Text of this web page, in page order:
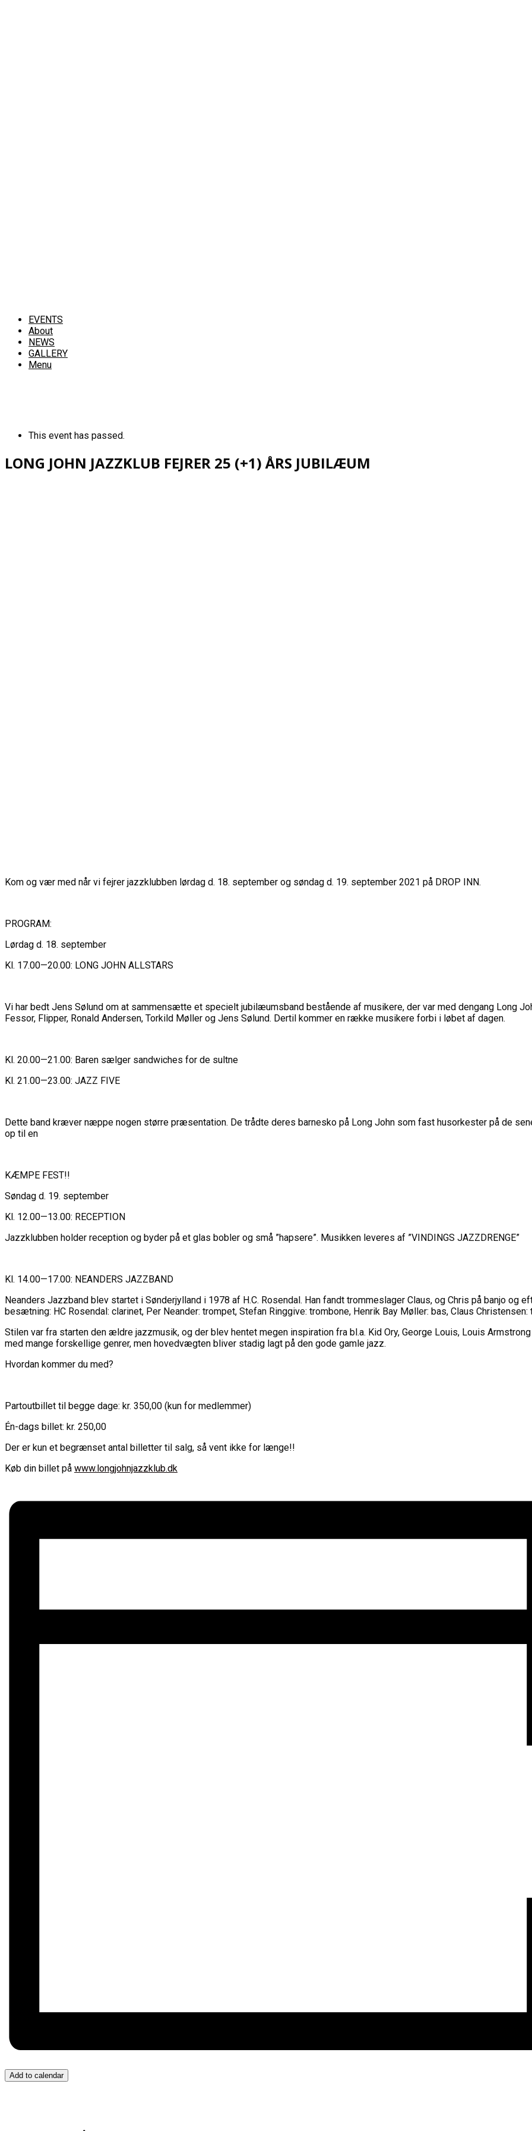
EVENTS
About
NEWS
GALLERY
Menu
This event has passed.
LONG JOHN JAZZKLUB FEJRER 25 (+1) ÅRS JUBILÆUM
Kom og vær med når vi fejrer jazzklubben lørdag d. 18. september og søndag d. 19. september 2021 på DROP INN.
PROGRAM:
Lørdag d. 18. september
Kl. 17.00—20.00: LONG JOHN ALLSTARS
Vi har bedt Jens Sølund om at sammensætte et specielt jubilæumsband bestående af musikere, der var med dengang Long
Fessor, Flipper, Ronald Andersen, Torkild Møller og Jens Sølund. Dertil kommer en række musikere forbi i løbet af dagen.
Kl. 20.00—21.00: Baren sælger sandwiches for de sultne
Kl. 21.00—23.00: JAZZ FIVE
Dette band kræver næppe nogen større præsentation. De trådte deres barnesko på Long John som fast husorkester på de
op til en
KÆMPE FEST!!
Søndag d. 19. september
Kl. 12.00—13.00: RECEPTION
Jazzklubben holder reception og byder på et glas bobler og små ”hapsere”. Musikken leveres af ”VINDINGS JAZZDRENGE”
Kl. 14.00—17.00: NEANDERS JAZZBAND
Neanders Jazzband blev startet i Sønderjylland i 1978 af H.C. Rosendal. Han fandt trommeslager Claus, og Chris på banjo og
besætning: HC Rosendal: clarinet, Per Neander: trompet, Stefan Ringgive: trombone, Henrik Bay Møller: bas, Claus Christensen:
Stilen var fra starten den ældre jazzmusik, og der blev hentet megen inspiration fra bl.a. Kid Ory, George Louis, Louis
med mange forskellige genrer, men hovedvægten bliver stadig lagt på den gode gamle jazz.
Hvordan kommer du med?
Partoutbillet til begge dage: kr. 350,00 (kun for medlemmer)
Én-dags billet: kr. 250,00
Der er kun et begrænset antal billetter til salg, så vent ikke for længe!!
Køb din billet på www.longjohnjazzklub.dk
Add to calendar